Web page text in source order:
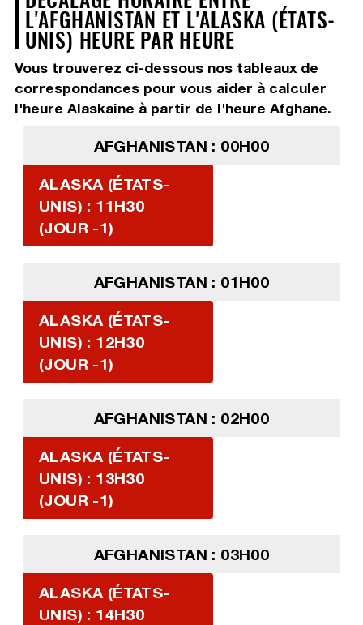
L'AFGHANISTAN ET L'ALASKA (ÉTATS-
UNIS) HEURE PAR HEURE
Vous trouverez ci-dessous nos tableaux de
correspondances pour vous aider à calculer
l'heure Alaskaine à partir de l'heure Afghane.
AFGHANISTAN : 00H00
ALASKA (ÉTATS-
UNIS) : 11H30
(JOUR -1)
AFGHANISTAN : 01H00
ALASKA (ÉTATS-
UNIS) : 12H30
(JOUR -1)
AFGHANISTAN : 02H00
ALASKA (ÉTATS-
UNIS) : 13H30
(JOUR -1)
AFGHANISTAN : 03H00
ALASKA (ÉTATS-
UNIS) : 14H30